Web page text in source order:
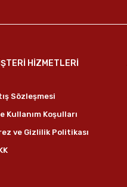
HİZMETLERİ
Sözleşmesi
Kullanım Koşulları
ve Gizlilik Politikası